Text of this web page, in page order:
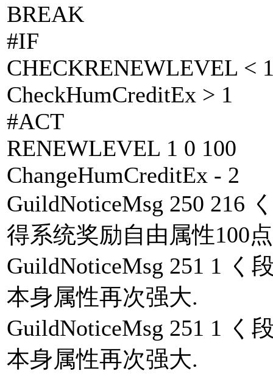
BREAK
#IF
CHECKRENEWLEVEL <
CheckHumCreditEx > 1
#ACT
RENEWLEVEL 1 0 100
ChangeHumCreditEx - 2
GuildNoticeMsg 250 216
得系统奖励自由属性100
GuildNoticeMsg 251 1 く
本身属性再次强大.
GuildNoticeMsg 251 1 く
本身属性再次强大.